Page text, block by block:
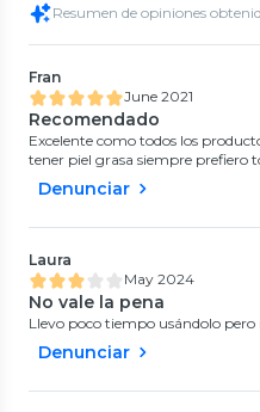
Resumen de opiniones
Fran
June 2021
Recomendado
Excelente como todos los
tener piel grasa siempre prefiero
Denunciar
Laura
May 2024
No vale la pena
Llevo poco tiempo usándolo
Denunciar